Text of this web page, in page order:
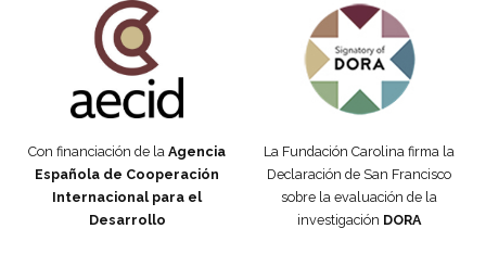
Con financiación de la Agencia
Española de Cooperación
Internacional para el
Desarrollo
La Fundación Carolina firma la
Declaración de San Francisco
sobre la evaluación de la
investigación DORA